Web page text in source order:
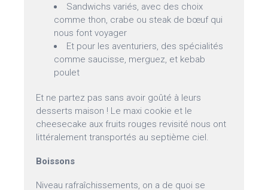
Sandwichs variés, avec des choix
comme thon, crabe ou steak de bœuf qui
nous font voyager
Et pour les aventuriers, des spécialités
comme saucisse, merguez, et kebab
poulet
Et ne partez pas sans avoir goûté à leurs
desserts maison ! Le maxi cookie et le
cheesecake aux fruits rouges revisité nous ont
littéralement transportés au septième ciel.
Boissons
Niveau rafraîchissements, on a de quoi se